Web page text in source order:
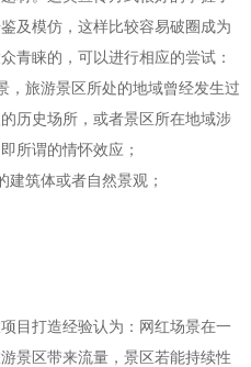
及模仿，这样比较容易破圈成为
青睐的，可以进行相应的尝试：
，旅游景区所处的地域曾经发生过
历史场所，或者景区所在地域涉
所谓的情怀效应；
建筑体或者自然景观；
目打造经验认为：网红场景在一
景区带来流量，景区若能持续性